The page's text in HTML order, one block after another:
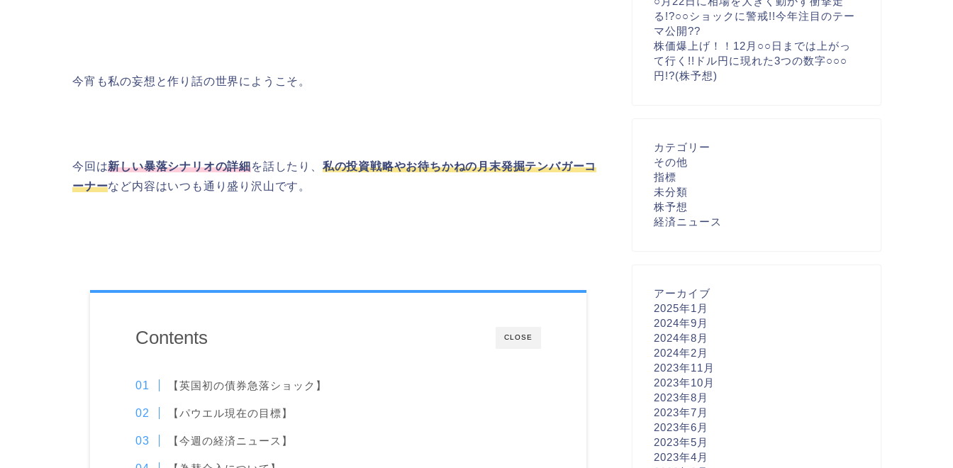
今宵も私の妄想と作り話の世界にようこそ。
今回は新しい暴落シナリオの詳細を話したり、 私の投資戦略やお待ちかねの月末発掘テンバガーコ
ーナーなど内容はいつも通り盛り沢山です。
CLOSE
Contents
【英国初の債券急落ショック】
【パウエル現在の目標】
【今週の経済ニュース】
る!?○○ショックに警戒!!今年注目のテー
マ公開??
株価爆上げ！！12月○○日までは上がっ
て行く!!ドル円に現れた3つの数字○○○
円!?(株予想)
カテゴリー
その他
指標
未分類
株予想
経済ニュース
アーカイブ
2025年1月
2024年9月
2024年8月
2024年2月
2023年11月
2023年10月
2023年8月
2023年7月
2023年6月
2023年5月
2023年4月